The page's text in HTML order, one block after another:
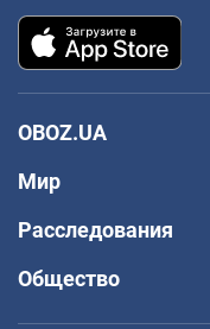
OBOZ.UA
Мир
Расследования
Общество